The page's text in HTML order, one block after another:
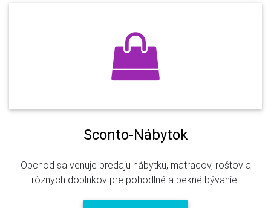
Sconto-Nábytok
Obchod sa venuje predaju nábytku, matracov, roštov a
rôznych doplnkov pre pohodlné a pekné bývanie.